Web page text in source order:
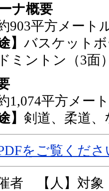
ナ概要
903平方メート
】 バスケット
ミントン（3
1,074平方メー
】 剣道、柔道
をご覧くださ
催者 【人】対